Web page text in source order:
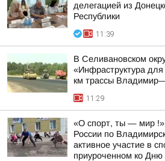
делегацией из
Республики
11:39
В Селивановском
«Инфраструктура
км трассы
11:29
«О спорт, ты — мир
России по
активное участие в
приуроченном ко